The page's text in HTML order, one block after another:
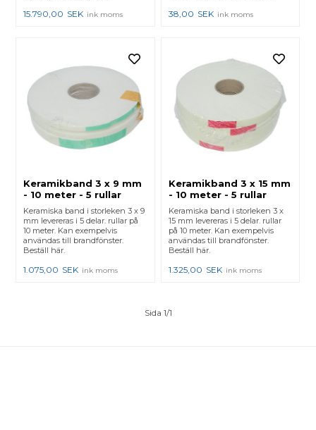
15.790,00 SEK ink moms 38,00 SEK ink moms
Keramikband 3 x 9 mm
- 10 meter - 5 rullar
Keramiska band i storleken 3 x 9
mm levereras i 5 delar. rullar på
10 meter. Kan exempelvis
användas till brandfönster.
Beställ här.
1.075,00 SEK ink moms
Keramikband 3 x 15 mm
- 10 meter - 5 rullar
Keramiska band i storleken 3 x
15 mm levereras i 5 delar. rullar
på 10 meter. Kan exempelvis
användas till brandfönster.
Beställ här.
1.325,00 SEK ink moms
Sida 1/1